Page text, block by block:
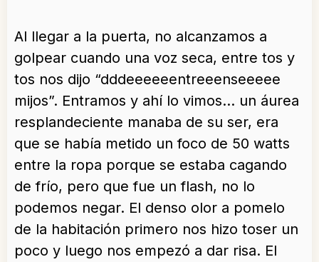
Al llegar a la puerta, no alcanzamos a
golpear cuando una voz seca, entre tos y
tos nos dijo “dddeeeeeentreeenseeeee
mijos”. Entramos y ahí lo vimos… un áurea
resplandeciente manaba de su ser, era
que se había metido un foco de 50 watts
entre la ropa porque se estaba cagando
de frío, pero que fue un flash, no lo
podemos negar. El denso olor a pomelo
de la habitación primero nos hizo toser un
poco y luego nos empezó a dar risa. El